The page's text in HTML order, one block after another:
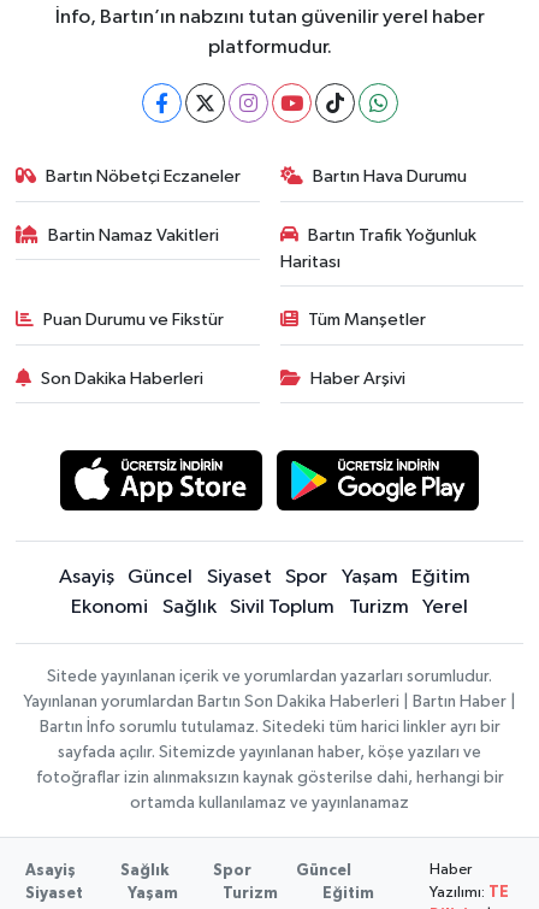
İnfo, Bartın’ın nabzını tutan güvenilir yerel haber
platformudur.
Bartın Nöbetçi Eczaneler Bartın Hava Durumu
Bartin Namaz Vakitleri
Bartın Trafik Yoğunluk
Haritası
Puan Durumu ve Fikstür Tüm Manşetler
Son Dakika Haberleri Haber Arşivi
Asayiş Güncel Siyaset Spor Yaşam
Eğitim
Ekonomi
Sağlık Sivil Toplum Turizm Yerel
Sitede yayınlanan içerik ve yorumlardan yazarları sorumludur.
Yayınlanan yorumlardan Bartın Son Dakika Haberleri | Bartın Haber |
Bartın İnfo sorumlu tutulamaz. Sitedeki tüm harici linkler ayrı bir
sayfada açılır. Sitemizde yayınlanan haber, köşe yazıları ve
fotoğraflar izin alınmaksızın kaynak gösterilse dahi, herhangi bir
ortamda kullanılamaz ve yayınlanamaz
Asayiş Sağlık Spor
Güncel
Siyaset
Yaşam Turizm Eğitim
Haber
Yazılımı: TE